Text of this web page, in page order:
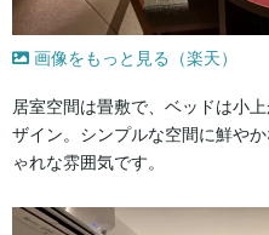
画像をもっと見る（楽天）
居室空間は畳敷で、ベッドは小
ザイン。シンプルな空間に鮮や
ゃれな雰囲気です。